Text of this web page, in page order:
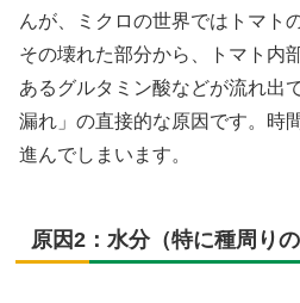
んが、ミクロの世界ではトマト
その壊れた部分から、トマト内
あるグルタミン酸などが流れ出
漏れ」の直接的な原因です。時
進んでしまいます。
原因2：水分（特に種周りの